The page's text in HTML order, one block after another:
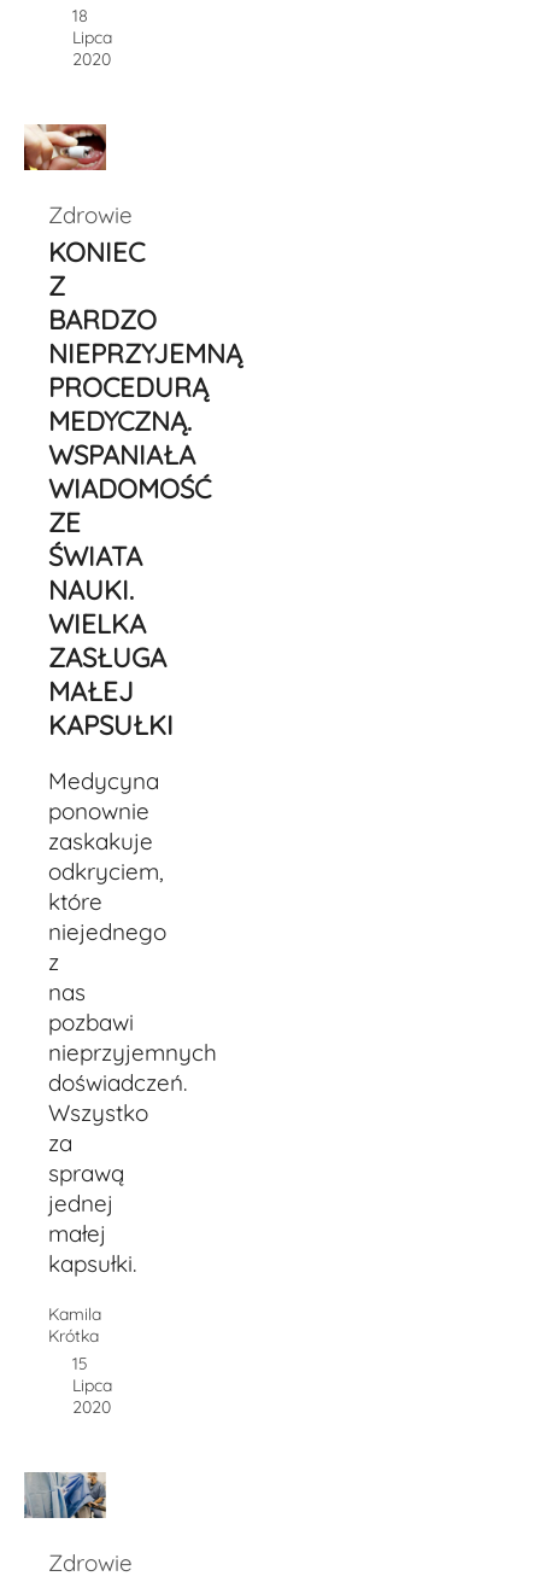
18
Lipca
2020
Zdrowie
KONIEC
Z
BARDZO
NIEPRZYJEMNĄ
PROCEDURĄ
MEDYCZNĄ.
WSPANIAŁA
WIADOMOŚĆ
ZE
ŚWIATA
NAUKI.
WIELKA
ZASŁUGA
MAŁEJ
KAPSUŁKI
Medycyna
ponownie
zaskakuje
odkryciem,
które
niejednego
z
nas
pozbawi
nieprzyjemnych
doświadczeń.
Wszystko
za
sprawą
jednej
małej
kapsułki.
Kamila
Krótka
15
Lipca
2020
Zdrowie